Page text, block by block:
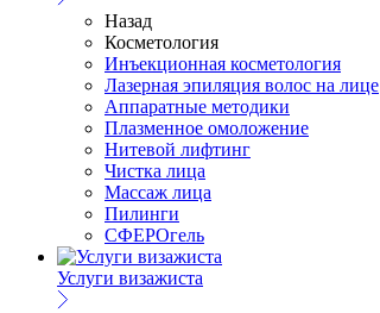
Назад
Косметология
Инъекционная косметология
Лазерная эпиляция волос на лице
Аппаратные методики
Плазменное омоложение
Нитевой лифтинг
Чистка лица
Массаж лица
Пилинги
СФЕРОгель
Услуги визажиста